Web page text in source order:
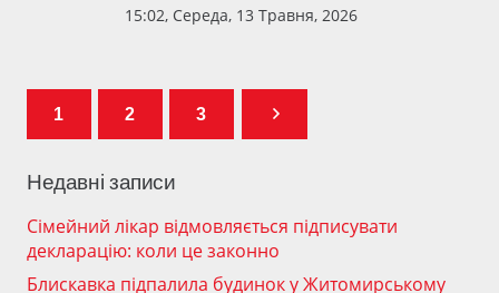
15:02, Середа, 13 Травня, 2026
1 2 3
Недавні записи
Сімейний лікар відмовляється підписувати
декларацію: коли це законно
Блискавка підпалила будинок у Житомирському